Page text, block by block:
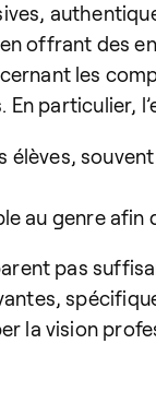
offrant des
les
particulier,
élèves,
au genre
pas
la vision